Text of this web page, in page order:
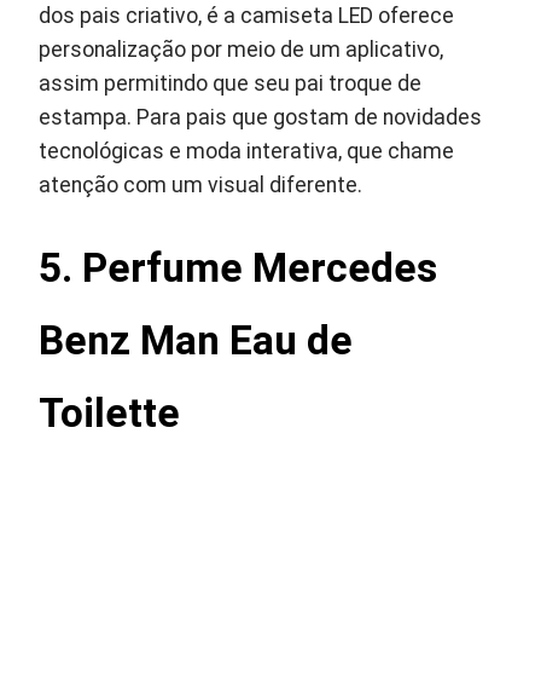
dos pais criativo, é a camiseta LED oferece
personalização por meio de um aplicativo,
assim permitindo que seu pai troque de
estampa. Para pais que gostam de novidades
tecnológicas e moda interativa, que chame
atenção com um visual diferente.
5. Perfume Mercedes
Benz Man Eau de
Toilette